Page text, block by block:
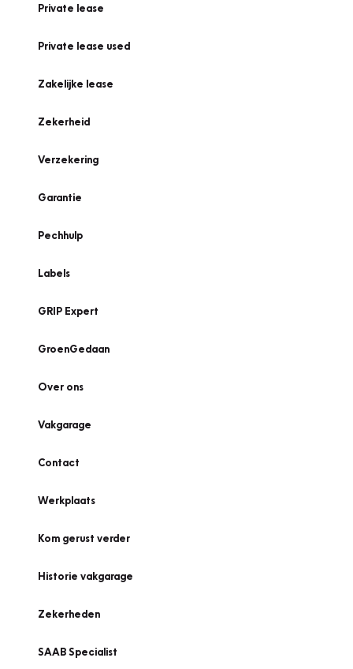
Private lease
Private lease used
Zakelijke lease
Zekerheid
Verzekering
Garantie
Pechhulp
Labels
GRIP Expert
GroenGedaan
Over ons
Vakgarage
Contact
Werkplaats
Kom gerust verder
Historie vakgarage
Zekerheden
SAAB Specialist